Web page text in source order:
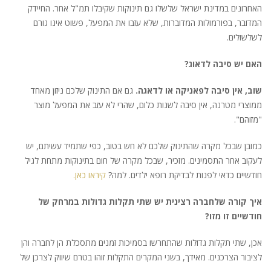
האחרונים במדינת ישראל שלשלו גם תינוקות שקיבלו תמ"ל אחר. החיידק
המדובר, בפורמולות המדוברות, שלא עזבו את המפעל, פשוט אינו גורם
לשלשולים.
האם יש סיבה לדאוג?
שוב, אין סיבה לפאניקה או לדאגה. גם אם התינוק שלכם ניזון מאחד
ממוצרי מטרנה, אין סיבה לשנות כלום, שהרי לא עזב את המפעל מוצר
"מזוהם".
כמובן שבכל מקרה שהתינוק שלכם לא חש בטוב, כפי שתמיד עשיתם, יש
לעקוב אחר התסמינים. מזכיר, שבכל מקרה של חום בתינוקות מתחת לגיל
חודשיים כדאי לפנות לבדיקת רופא ילדים. למה? קיראו כאן.
איך קורה שלחברה רצינית יש שתי תקלות גדולות במרחק של
חודשיים זו מזו?
אכן, שתי תקלות גדולות שהתחרשו בסמיכות זמנים מתסכלת הן לחברה והן
לציבור הצרכנים. מאידך, בשני המקרים התקלות זוהו בטרם שיווק לצרכן של